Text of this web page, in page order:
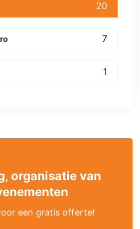
20
7
1
organisatie van
een gratis offerte!